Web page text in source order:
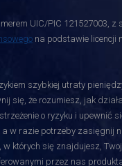
UIC/PIC 121527003,
na podstawie licencji
szybkiej utraty
się, że rozumiesz, jak
o ryzyku i upewnić
w razie potrzeby zasięgnij
których się znajdujesz,
przez nas